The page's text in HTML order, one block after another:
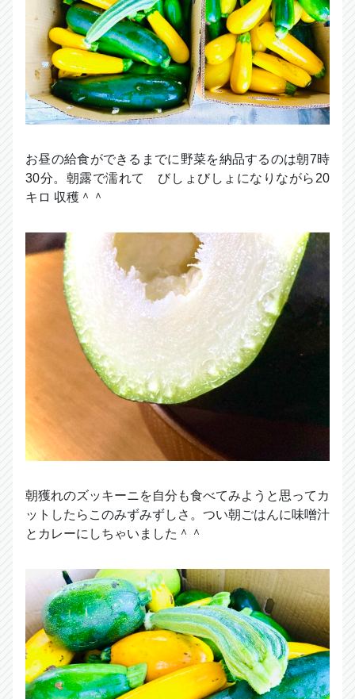
お昼の給食ができるまでに野菜を納品するのは朝7時
30分。朝露で濡れて びしょびしょになりながら20
キロ 収穫＾＾
朝獲れのズッキーニを自分も食べてみようと思ってカ
ットしたらこのみずみずしさ。つい朝ごはんに味噌汁
とカレーにしちゃいました＾＾